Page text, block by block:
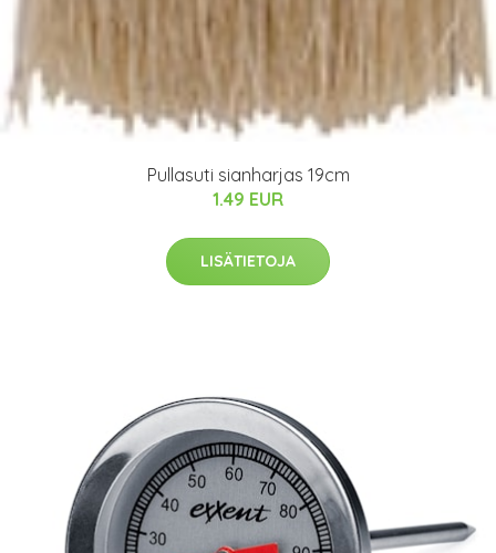
Pullasuti sianharjas 19cm
1.49 EUR
LISÄTIETOJA